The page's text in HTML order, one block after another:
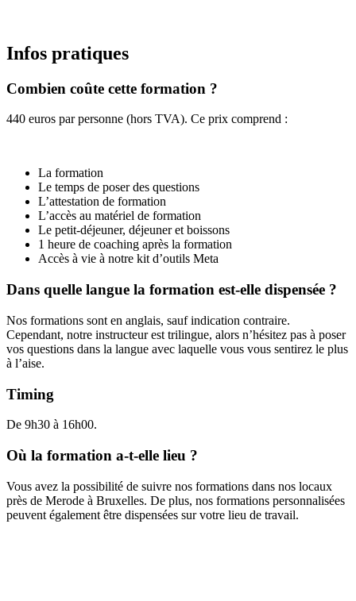
Infos pratiques
Combien coûte cette formation ?
440 euros par personne (hors TVA). Ce prix comprend :
La formation
Le temps de poser des questions
L’attestation de formation
L’accès au matériel de formation
Le petit-déjeuner, déjeuner et boissons
1 heure de coaching après la formation
Accès à vie à notre kit d’outils Meta
Dans quelle langue la formation est-elle dispensée ?
Nos formations sont en anglais, sauf indication contraire.
Cependant, notre instructeur est trilingue, alors n’hésitez pas à poser
vos questions dans la langue avec laquelle vous vous sentirez le plus
à l’aise.
Timing
De 9h30 à 16h00.
Où la formation a-t-elle lieu ?
Vous avez la possibilité de suivre nos formations dans nos locaux
près de Merode à Bruxelles. De plus, nos formations personnalisées
peuvent également être dispensées sur votre lieu de travail.